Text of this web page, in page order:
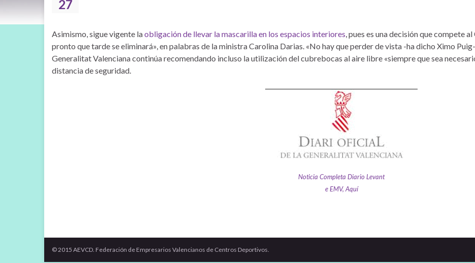
27
Asimismo, sigue vigente laobligación de llevar la mascarilla en los espacios interiores, pues es una decisión que compete
pronto que tarde se eliminará», en palabras de la ministra Carolina Darias. «No hay que perder de vista -ha dicho Ximo
Generalitat Valenciana continúa recomendando incluso la utilización del cubrebocas al aire libre «siempre que sea
distancia de seguridad.
Noticia Completa Diario Levant
e EMV, Aquí
© 2015 AEVCD. Federación de Empresarios Valencianos de Centros Deportivos.